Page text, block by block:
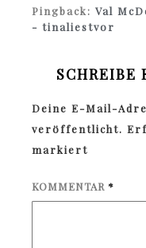
Pingback:Val
- tinaliestvor
SCHREIBE
Deine E-Mail-
veröffentlicht.
markiert
KOMMENTAR *